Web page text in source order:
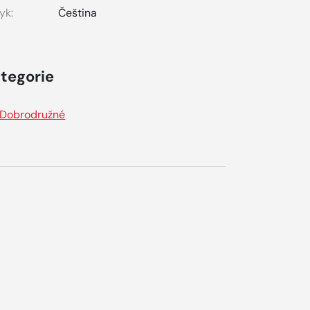
Čeština
Dobrodružné